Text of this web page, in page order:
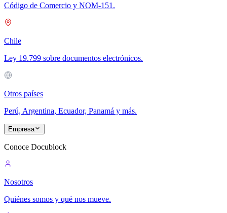
Código de Comercio y NOM-151.
Chile
Ley 19.799 sobre documentos electrónicos.
Otros países
Perú, Argentina, Ecuador, Panamá y más.
Empresa
Conoce Docublock
Nosotros
Quiénes somos y qué nos mueve.